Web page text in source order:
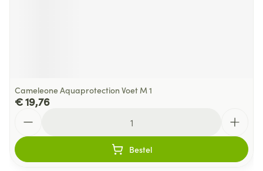
Cameleone Aquaprotection Voet M 1
€ 19,76
Bestel